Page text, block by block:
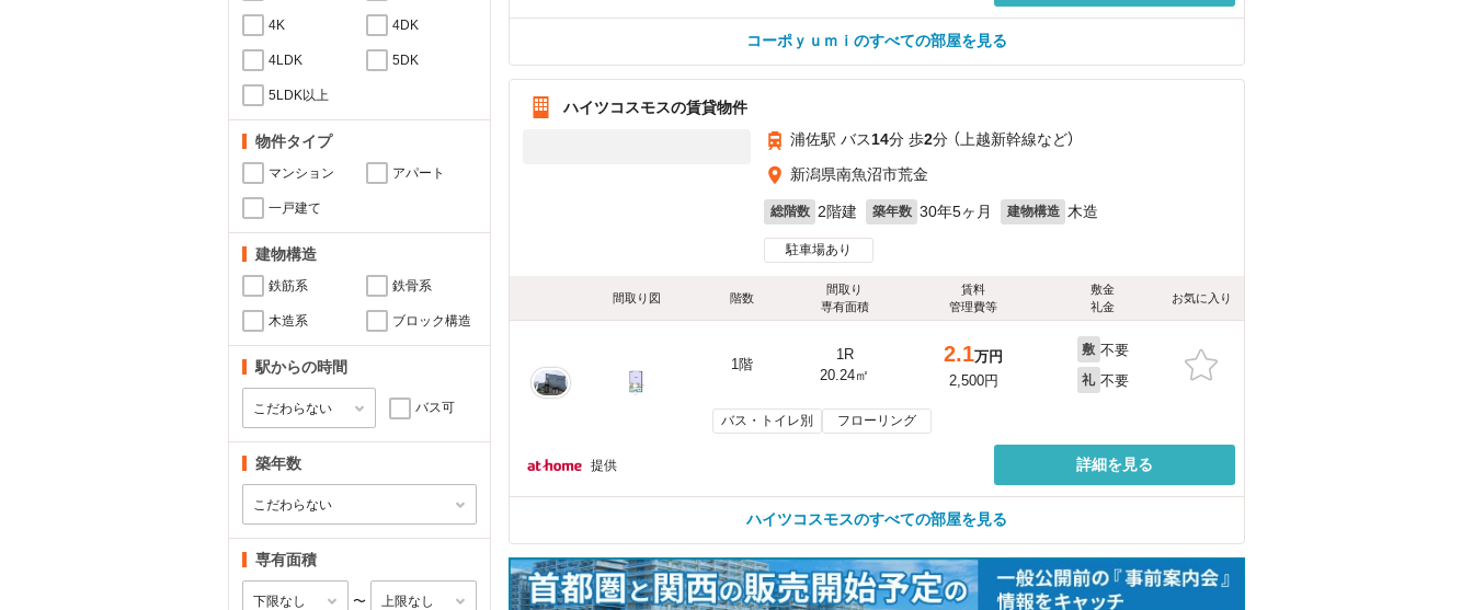
4K 4DK
4LDK 5DK
5LDK以上
物件タイプ
マンション アパート
一戸建て
建物構造
鉄筋系 鉄骨系
木造系 ブロック構造
駅からの時間
バス可
築年数
専有面積
〜
コーポｙｕｍｉのすべての部屋を見る
ハイツコスモスの賃貸物件
浦佐駅 バス14分 歩2分 （上越新幹線など）
新潟県南魚沼市荒金
総階数 2階建 築年数 30年5ヶ月 建物構造 木造
駐車場あり
間取り図 階数
間取り
専有面積
賃料
管理費等
敷金
礼金
お気に入り
1階
1R
20.24㎡
2.1万円
2,500円
敷 不要
礼 不要
バス・トイレ別 フローリング
提供 詳細を見る
ハイツコスモスのすべての部屋を見る